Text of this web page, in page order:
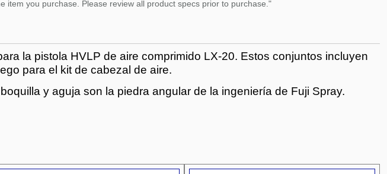
item you purchase. Please review all product specs prior to purchase."
la pistola HVLP de aire comprimido LX-20. Estos conjuntos incluyen
para el kit de cabezal de aire.
y aguja son la piedra angular de la ingeniería de Fuji Spray.